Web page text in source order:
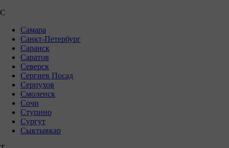
С
Самара
Санкт-Петербург
Саранск
Саратов
Северск
Сергиев Посад
Серпухов
Смоленск
Сочи
Ступино
Сургут
Сыктывкар